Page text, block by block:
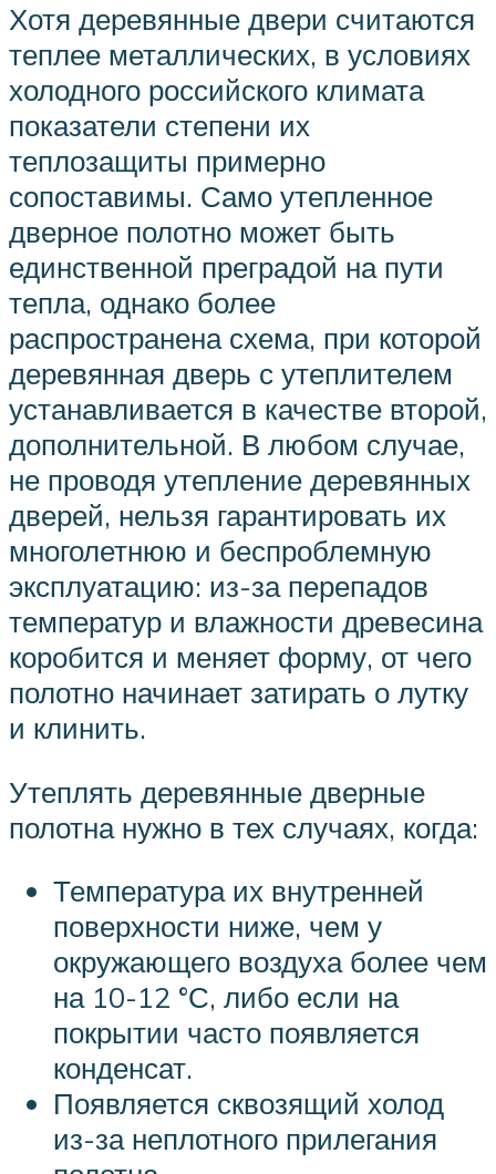
Хотя деревянные двери считаются
теплее металлических, в условиях
холодного российского климата
показатели степени их
теплозащиты примерно
сопоставимы. Само утепленное
дверное полотно может быть
единственной преградой на пути
тепла, однако более
распространена схема, при которой
деревянная дверь с утеплителем
устанавливается в качестве второй,
дополнительной. В любом случае,
не проводя утепление деревянных
дверей, нельзя гарантировать их
многолетнюю и беспроблемную
эксплуатацию: из-за перепадов
температур и влажности древесина
коробится и меняет форму, от чего
полотно начинает затирать о лутку
и клинить.
Утеплять деревянные дверные
полотна нужно в тех случаях, когда:
Температура их внутренней
поверхности ниже, чем у
окружающего воздуха более чем
на 10-12 °С, либо если на
покрытии часто появляется
конденсат.
Появляется сквозящий холод
из-за неплотного прилегания